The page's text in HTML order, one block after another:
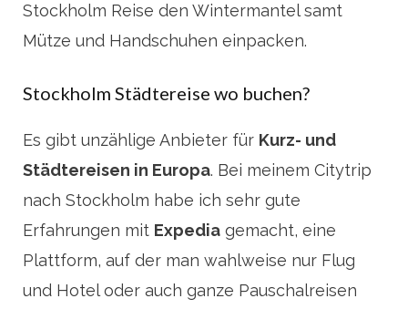
Stockholm Reise den Wintermantel samt
Mütze und Handschuhen einpacken.
Stockholm Städtereise wo buchen?
Es gibt unzählige Anbieter für Kurz- und
Städtereisen in Europa. Bei meinem Citytrip
nach Stockholm habe ich sehr gute
Erfahrungen mit Expedia gemacht, eine
Plattform, auf der man wahlweise nur Flug
und Hotel oder auch ganze Pauschalreisen